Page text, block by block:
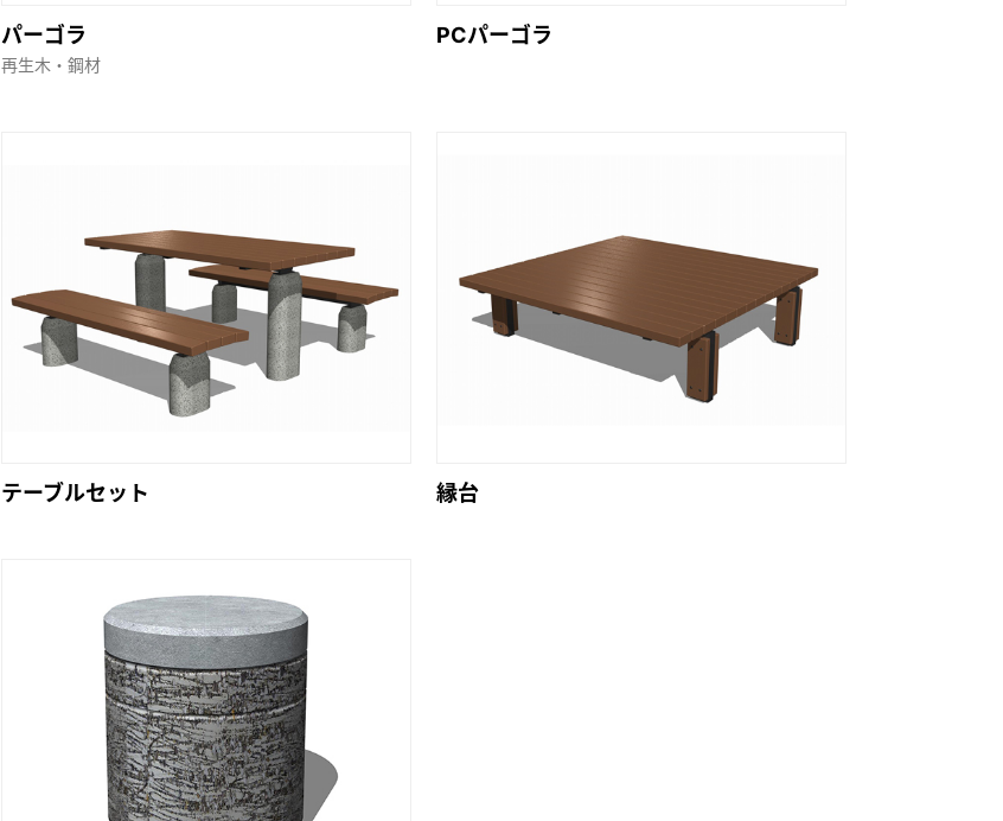
パーゴラ
再生木・鋼材
PCパーゴラ
テーブルセット 縁台